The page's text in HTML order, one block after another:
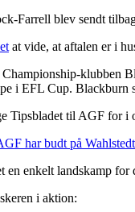
Farrell blev sendt
at vide, at aftalen er i
Championship-klubben
i EFL Cup. Blackburn
Tipsbladet til AGF for i
har budt på Wahlstedt
en enkelt landskamp for
i aktion: